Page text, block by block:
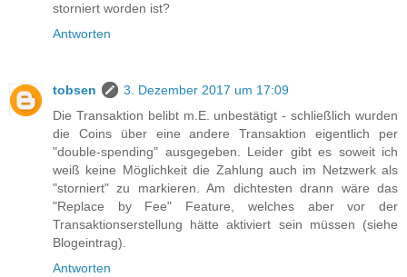
storniert worden ist?
Antworten
tobsen
3. Dezember 2017 um 17:09
Die Transaktion belibt m.E. unbestätigt - schließlich wurden
die Coins über eine andere Transaktion eigentlich per
"double-spending" ausgegeben. Leider gibt es soweit ich
weiß keine Möglichkeit die Zahlung auch im Netzwerk als
"storniert" zu markieren. Am dichtesten drann wäre das
"Replace by Fee" Feature, welches aber vor der
Transaktionserstellung hätte aktiviert sein müssen (siehe
Blogeintrag).
Antworten